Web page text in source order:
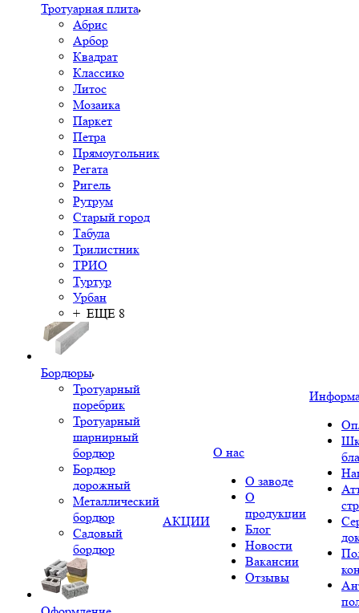
Тротуарная плита
Абрис
Арбор
Квадрат
Классико
Литос
Мозаика
Паркет
Петра
Прямоугольник
Регата
Ригель
Рутрум
Старый город
Табула
Трилистник
ТРИО
Туртур
Урбан
+ ЕЩЕ 8
Бордюры
Тротуарный
поребрик
Тротуарный
шарнирный
бордюр
Бордюр
дорожный
Металлический
бордюр
Садовый
бордюр
АКЦИИ
О нас
О заводе
О
продукции
Блог
Новости
Вакансии
Отзывы